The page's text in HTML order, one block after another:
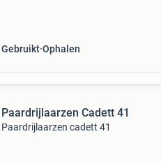
Gebruikt Ophalen
Paardrijlaarzen Cadett 41
Paardrijlaarzen cadett 41